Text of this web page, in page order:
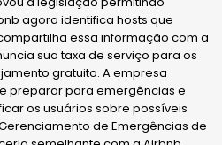
agora identifica hosts que
essa informação com a
sua taxa de serviço para os
gratuito. A empresa
preparar para emergências e
os usuários sobre possíveis
de Emergências de